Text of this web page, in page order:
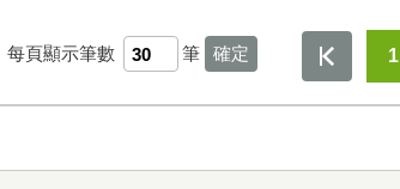
每頁顯示筆數 筆 1